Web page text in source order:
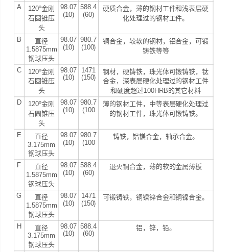
A
120º金刚
石圆锥压
头
98.07
(10)
588.4
(60)
硬质合金，薄的钢材工件和浅表层硬
化处理过的钢材工件。
B
直径
1.5875mm
钢球压头
98.07
(10)
980.7
(100)
铜合金，较软的钢材，铝合金，可锻
铸铁等等
C 120º金刚
石圆锥压
头
98.07
(10)
1471
(150)
钢材，硬铸铁，珠光体可锻铸铁，钛
合金，深表层硬化处理过的钢材工件
和硬度超过100HRB的其它材料
D 120º金刚
石圆锥压
头
98.07
(10)
980.7
(100
薄的钢材工件，中等表层硬化处理过
的钢材工件，珠光体可锻铸铁。
E
直径
3.175mm
钢球压头
98.07
(10)
980.7
(100
铸铁，铝镁合金，轴承合金。
F 直径
1.5875mm
钢球压头
98.07
(10)
588.4
(60)
退火铜合金，薄的软的金属薄板
G 直径
1.5875mm
钢球压头
98.07
(10)
1471
(150)
可锻铸铁，铜镍锌合金和铜镍合金。
H
直径
3.175mm
钢球压头
98.07
(10)
588.4
(60)
铝，锌，铅。